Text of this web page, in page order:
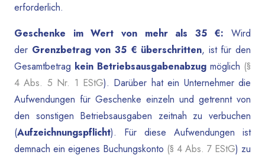
erforderlich.
Geschenke im Wert von mehr als 35 €: Wird
der Grenzbetrag von 35 € überschritten, ist für den
Gesamtbetrag kein Betriebsausgabenabzug möglich (§
4 Abs. 5 Nr. 1 EStG). Darüber hat ein Unternehmer die
Aufwendungen für Geschenke einzeln und getrennt von
den sonstigen Betriebsausgaben zeitnah zu verbuchen
(Aufzeichnungspflicht). Für diese Aufwendungen ist
demnach ein eigenes Buchungskonto (§ 4 Abs. 7 EStG) zu